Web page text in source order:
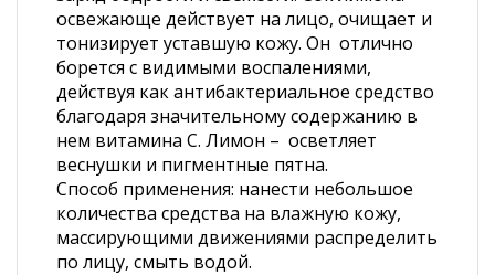
освежающе действует на лицо, очищает и
тонизирует уставшую кожу. Он отлично
борется с видимыми воспалениями,
действуя как антибактериальное средство
благодаря значительному содержанию в
нем витамина С. Лимон – осветляет
веснушки и пигментные пятна.
Способ применения: нанести небольшое
количества средства на влажную кожу,
массирующими движениями распределить
по лицу, смыть водой.